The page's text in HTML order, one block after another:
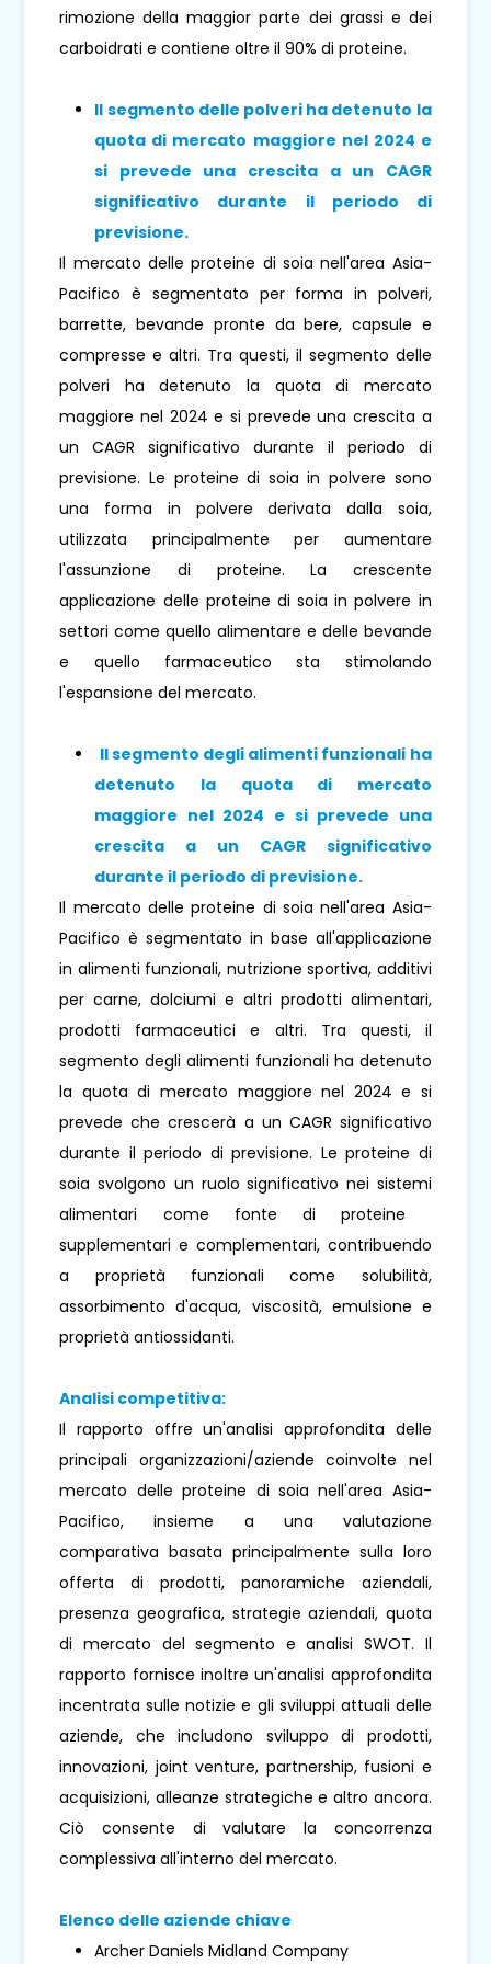
rimozione della maggior parte dei grassi e dei
carboidrati e contiene oltre il 90% di proteine.
Il segmento delle polveri ha detenuto la
quota di mercato maggiore nel 2024 e
si prevede una crescita a un CAGR
significativo durante il periodo di
previsione.
Il mercato delle proteine ​​di soia nell'area Asia-
Pacifico è segmentato per forma in polveri,
barrette, bevande pronte da bere, capsule e
compresse e altri. Tra questi, il segmento delle
polveri ha detenuto la quota di mercato
maggiore nel 2024 e si prevede una crescita a
un CAGR significativo durante il periodo di
previsione. Le proteine ​​di soia in polvere sono
una forma in polvere derivata dalla soia,
utilizzata principalmente per aumentare
l'assunzione di proteine. La crescente
applicazione delle proteine ​​di soia in polvere in
settori come quello alimentare e delle bevande
e quello farmaceutico sta stimolando
l'espansione del mercato.
Il segmento degli alimenti funzionali ha
detenuto la quota di mercato
maggiore nel 2024 e si prevede una
crescita a un CAGR significativo
durante il periodo di previsione.
Il mercato delle proteine ​​di soia nell'area Asia-
Pacifico è segmentato in base all'applicazione
in alimenti funzionali, nutrizione sportiva, additivi
per carne, dolciumi e altri prodotti alimentari,
prodotti farmaceutici e altri. Tra questi, il
segmento degli alimenti funzionali ha detenuto
la quota di mercato maggiore nel 2024 e si
prevede che crescerà a un CAGR significativo
durante il periodo di previsione. Le proteine ​​di
soia svolgono un ruolo significativo nei sistemi
alimentari come fonte di proteine ​​
supplementari e complementari, contribuendo
a proprietà funzionali come solubilità,
assorbimento d'acqua, viscosità, emulsione e
proprietà antiossidanti.
Analisi competitiva:
Il rapporto offre un'analisi approfondita delle
principali organizzazioni/aziende coinvolte nel
mercato delle proteine ​​di soia nell'area Asia-
Pacifico, insieme a una valutazione
comparativa basata principalmente sulla loro
offerta di prodotti, panoramiche aziendali,
presenza geografica, strategie aziendali, quota
di mercato del segmento e analisi SWOT. Il
rapporto fornisce inoltre un'analisi approfondita
incentrata sulle notizie e gli sviluppi attuali delle
aziende, che includono sviluppo di prodotti,
innovazioni, joint venture, partnership, fusioni e
acquisizioni, alleanze strategiche e altro ancora.
Ciò consente di valutare la concorrenza
complessiva all'interno del mercato.
Elenco delle aziende chiave
Archer Daniels Midland Company